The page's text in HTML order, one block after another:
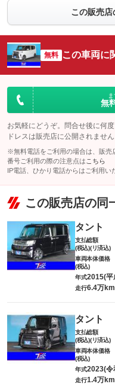
この販売
無料 この車両に
無
お気軽にどうぞ。問合せ後に何
ドレスは販売店に公開されません
※無料電話をご利用の場合は、販売
番号ご利用の際の注意点は こちら
IP電話、ひかり電話からはご利用い
この販売店の同
タント
支払総額
(税込)(リ済込)
車両本体価格
(税込)
年式2015(平
走行6.4万km
タント
支払総額
(税込)(リ済込)
車両本体価格
(税込)
年式2023(令
走行1.4万km